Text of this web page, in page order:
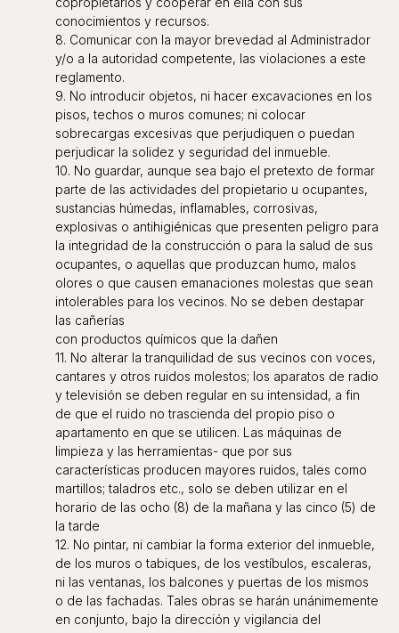
conocimientos y recursos.
8. Comunicar con la mayor brevedad al Administrador
y/o a la autoridad competente, las violaciones a este
reglamento.
9. No introducir objetos, ni hacer excavaciones en los
pisos, techos o muros comunes; ni colocar
sobrecargas excesivas que perjudiquen o puedan
perjudicar la solidez y seguridad del inmueble.
10. No guardar, aunque sea bajo el pretexto de formar
parte de las actividades del propietario u ocupantes,
sustancias húmedas, inflamables, corrosivas,
explosivas o antihigiénicas que presenten peligro para
la integridad de la construcción o para la salud de sus
ocupantes, o aquellas que produzcan humo, malos
olores o que causen emanaciones molestas que sean
intolerables para los vecinos. No se deben destapar
las cañerías
con productos químicos que la dañen
11. No alterar la tranquilidad de sus vecinos con voces,
cantares y otros ruidos molestos; los aparatos de radio
y televisión se deben regular en su intensidad, a fin
de que el ruido no trascienda del propio piso o
apartamento en que se utilicen. Las máquinas de
limpieza y las herramientas- que por sus
características producen mayores ruidos, tales como
martillos; taladros etc., solo se deben utilizar en el
horario de las ocho (8) de la mañana y las cinco (5) de
la tarde
12. No pintar, ni cambiar la forma exterior del inmueble,
de los muros o tabiques, de los vestíbulos, escaleras,
ni las ventanas, los balcones y puertas de los mismos
o de las fachadas. Tales obras se harán unánimemente
en conjunto, bajo la dirección y vigilancia del